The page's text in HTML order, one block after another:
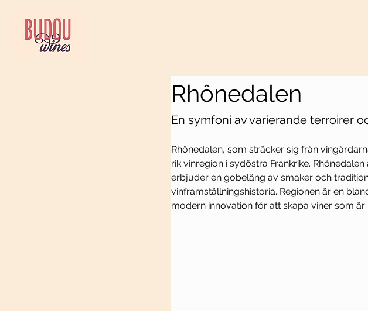
Rhônedalen
En symfoni av varierande terroirer
Rhônedalen, som sträcker sig från
rik vinregion i sydöstra Frankrike.
erbjuder en gobeläng av smaker och
vinframställningshistoria. Regionen är en
modern innovation för att skapa viner som